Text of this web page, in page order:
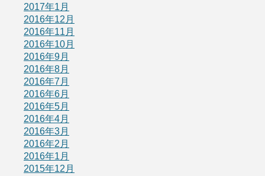
2017年1月
2016年12月
2016年11月
2016年10月
2016年9月
2016年8月
2016年7月
2016年6月
2016年5月
2016年4月
2016年3月
2016年2月
2016年1月
2015年12月